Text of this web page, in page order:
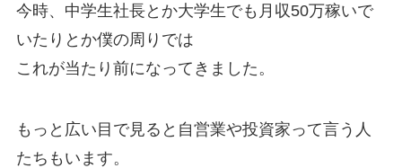
今時、中学生社長とか大学生でも月収50万稼いで
いたりとか僕の周りでは
これが当たり前になってきました。
もっと広い目で見ると自営業や投資家って言う人
たちもいます。